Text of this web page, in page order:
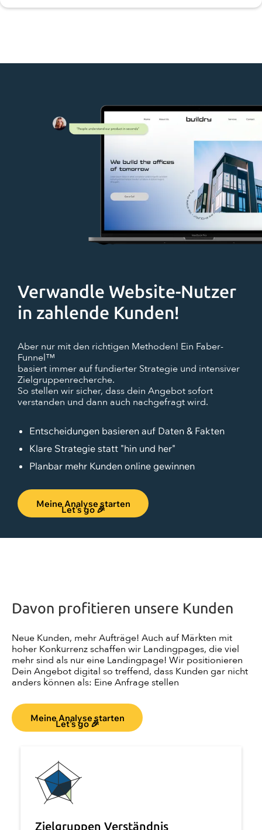
Verwandle Website-Nutzer
in zahlende Kunden!
Aber nur mit den richtigen Methoden! Ein Faber-
Funnel™
basiert immer auf fundierter Strategie und intensiver
Zielgruppenrecherche.
So stellen wir sicher, dass dein Angebot sofort
verstanden und dann auch nachgefragt wird.
Entscheidungen basieren auf Daten & Fakten
Klare Strategie statt "hin und her"
Planbar mehr Kunden online gewinnen
Meine Analyse starten
Let's go 🎉
Davon profitieren unsere Kunden
Neue Kunden, mehr Aufträge! Auch auf Märkten mit
hoher Konkurrenz schaffen wir Landingpages, die viel
mehr sind als nur eine Landingpage! Wir positionieren
Dein Angebot digital so treffend, dass Kunden gar nicht
anders können als: Eine Anfrage stellen
Meine Analyse starten
Let's go 🎉
Zielgruppen Verständnis